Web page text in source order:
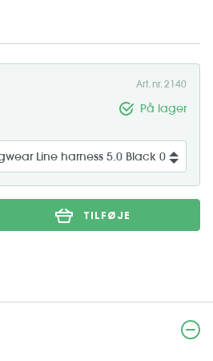
Art. nr. 2140
På lager
TILFØJE